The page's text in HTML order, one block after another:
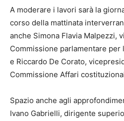
A moderare i lavori sarà la
corso della mattinata
anche Simona Flavia Malpezzi,
Commissione parlamentare per
e Riccardo De Corato,
Commissione Affari
Spazio anche agli
Ivano Gabrielli, dirigente